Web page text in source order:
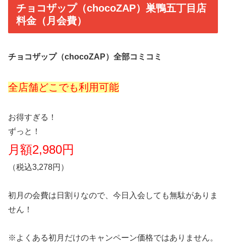
チョコザップ（chocoZAP）巣鴨五丁目店
料金（月会費）
チョコザップ（chocoZAP）全部コミコミ
全店舗どこでも利用可能
お得すぎる！
ずっと！
月額2,980円
（税込3,278円）
初月の会費は日割りなので、今日入会しても無駄がありま
せん！
※よくある初月だけのキャンペーン価格ではありません。